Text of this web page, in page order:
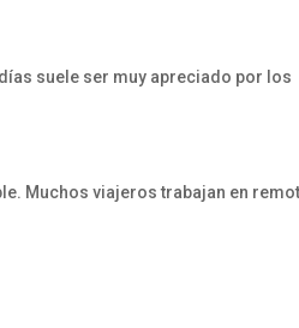
suele ser muy apreciado por los
Muchos viajeros trabajan en